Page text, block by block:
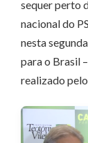
sequer perto
nacional do
nesta
para o Brasil
realizado